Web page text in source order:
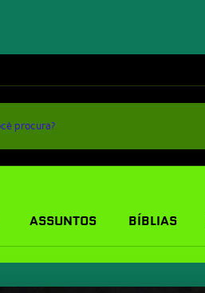
ASSUNTOS BÍBLIAS